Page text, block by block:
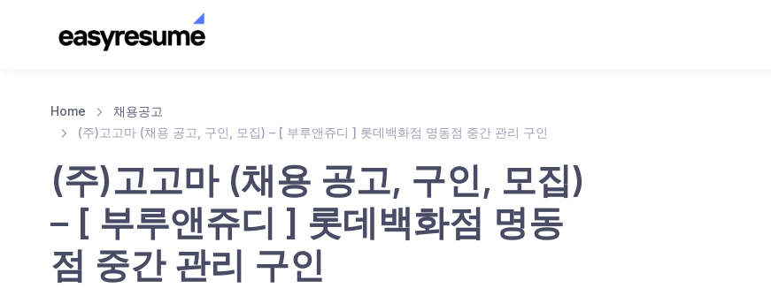
Home
채용공고
(주)고고마 (채용 공고, 구인, 모집) – [ 부루앤쥬디 ] 롯데백화점 명동점 중간 관리 구인
(주)고고마 (채용 공고, 구인, 모집)
– [ 부루앤쥬디 ] 롯데백화점 명동
점 중간 관리 구인